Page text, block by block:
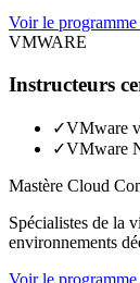
Voir le
VMWARE
Instructeurs
✓VMware
✓VMware
Mastère Cloud
Spécialistes de la
environnements
Voir le